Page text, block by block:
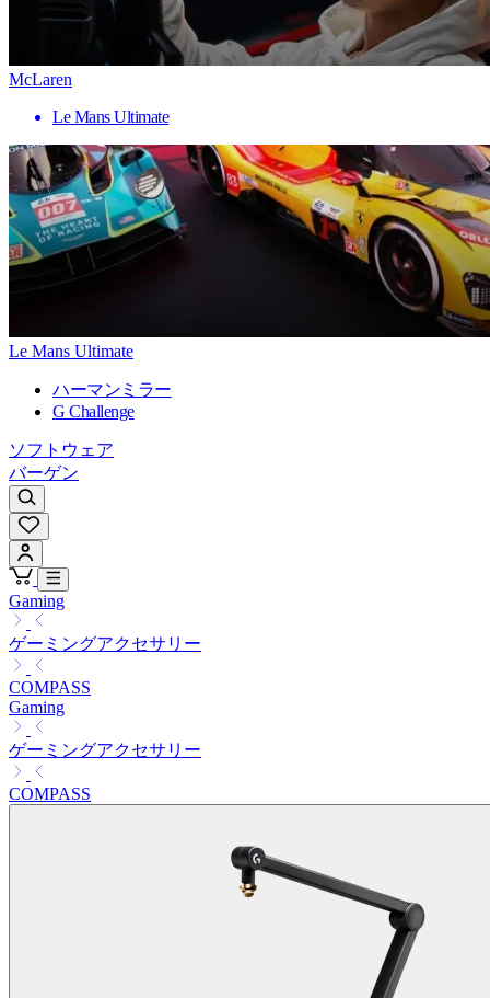
McLaren
Le Mans Ultimate
Le Mans Ultimate
ハーマンミラー
G Challenge
ソフトウェア
バーゲン
Gaming
ゲーミングアクセサリー
COMPASS
Gaming
ゲーミングアクセサリー
COMPASS